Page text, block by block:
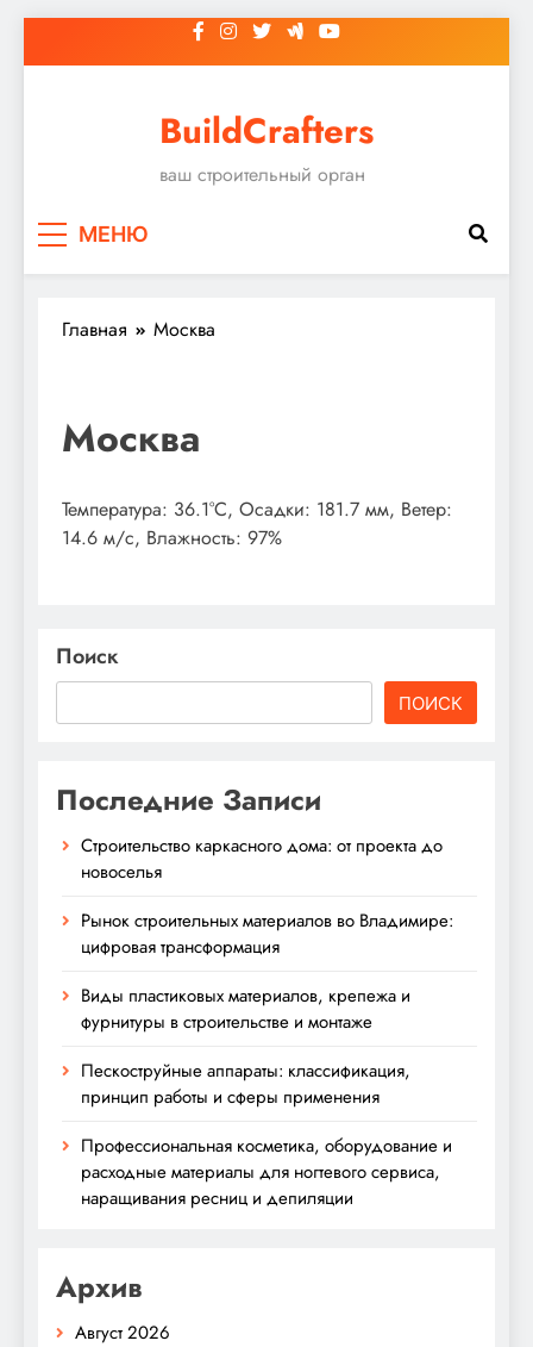
к
BuildCrafters
ваш строительный орган
МЕНЮ
Главная Москва
Москва
Температура: 36.1°C, Осадки: 181.7 мм, Ветер:
14.6 м/с, Влажность: 97%
Поиск
ПОИСК
Последние Записи
Строительство каркасного дома: от проекта до
новоселья
Рынок строительных материалов во Владимире:
цифровая трансформация
Виды пластиковых материалов, крепежа и
фурнитуры в строительстве и монтаже
Пескоструйные аппараты: классификация,
принцип работы и сферы применения
Профессиональная косметика, оборудование и
расходные материалы для ногтевого сервиса,
наращивания ресниц и депиляции
Архив
Август 2026